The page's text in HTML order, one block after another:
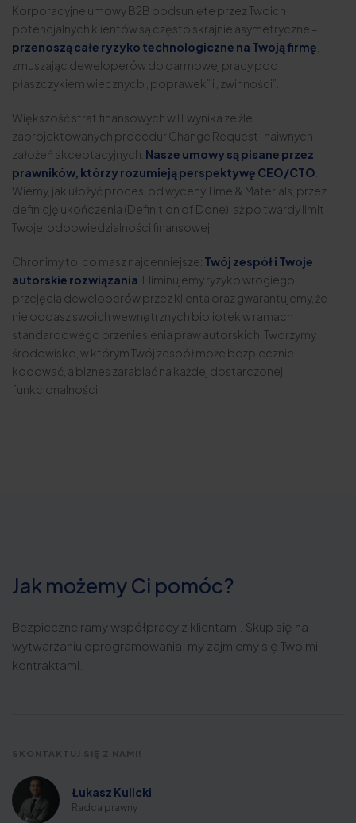
Korporacyjne umowy B2B podsunięte przez Twoich
potencjalnych klientów są często skrajnie asymetryczne –
przenoszą całe ryzyko technologiczne na Twoją firmę
zmuszając deweloperów do darmowej pracy pod
płaszczykiem wiecznycb „poprawek” i „zwinności”.
Większość strat finansowych w IT wynika ze źle
zaprojektowanych procedur Change Request i naiwnych
założeń akceptacyjnych. Nasze umowy są pisane przez
prawników, którzy rozumieją perspektywę CEO/CTO
Wiemy, jak ułożyć proces, od wyceny Time & Materials, przez
definicję ukończenia (Definition of Done), aż po twardy limit
Twojej odpowiedzialności finansowej.
Chronimy to, co masz najcenniejsze: Twój zespół i Twoje
autorskie rozwiązania . Eliminujemy ryzyko wrogiego
przejęcia deweloperów przez klienta oraz gwarantujemy, że
nie oddasz swoich wewnętrznych bibliotek w ramach
standardowego przeniesienia praw autorskich. Tworzymy
środowisko, w którym Twój zespół może bezpiecznie
kodować, a biznes zarabiać na każdej dostarczonej
funkcjonalności.
Jak możemy Ci pomóc?
Bezpieczne ramy współpracy z klientami. Skup się na
wytwarzaniu oprogramowania, my zajmiemy się Twoimi
kontraktami.
SKONTAKTUJ SIĘ Z NAMI!
Łukasz Kulicki
Radca prawny